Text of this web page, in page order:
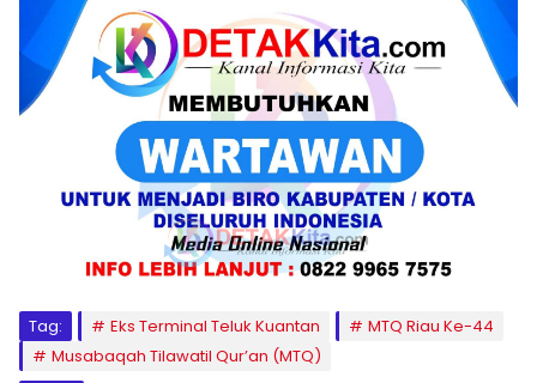
Tag: Eks Terminal Teluk Kuantan
MTQ Riau Ke-44
Musabaqah Tilawatil Qur’an (MTQ)